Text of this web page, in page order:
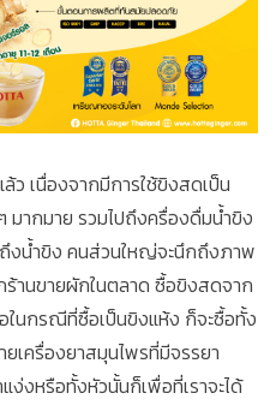
ว เนื่องจากมีการใช้ขิงสดเป็น
มากมาย รวมไปถึงครื่องดื่มน้ำขิง
งน้ำขิง คนส่วนใหญ่จะนึกถึงภาพ
านขายผักในตลาด ซื้อขิงสดจาก
ในกรณีที่ซื้อเป็นขิงแห้ง ก็จะซื้อทั้ง
เครื่องยาสมุนไพรที่มีจรรยา
งหรือทั้งหัวนั้นก็เพื่อที่เราจะได้